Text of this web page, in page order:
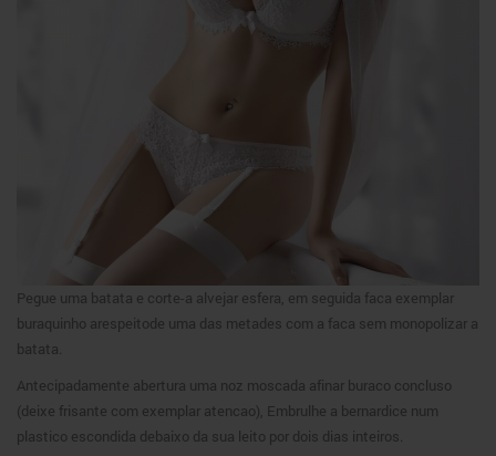
Pegue uma batata e corte-a alvejar esfera, em seguida faca exemplar
buraquinho arespeitode uma das metades com a faca sem monopolizar a
batata.
Antecipadamente abertura uma noz moscada afinar buraco concluso
(deixe frisante com exemplar atencao), Embrulhe a bernardice num
plastico escondida debaixo da sua leito por dois dias inteiros.